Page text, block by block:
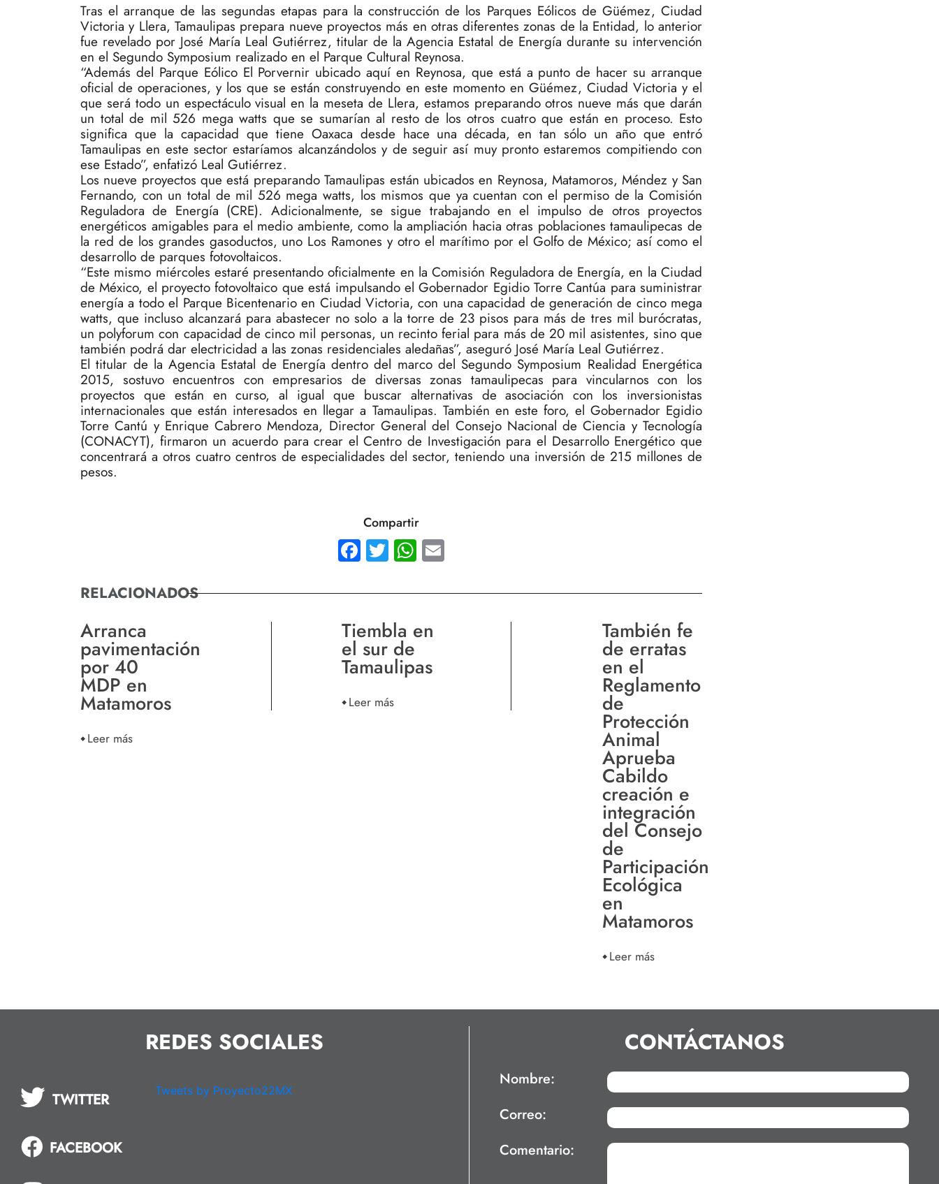
Tras el arranque de las segundas etapas para la construcción de los Parques Eólicos de Güémez, Ciudad
Victoria y Llera, Tamaulipas prepara nueve proyectos más en otras diferentes zonas de la Entidad, lo anterior
fue revelado por José María Leal Gutiérrez, titular de la Agencia Estatal de Energía durante su intervención
en el Segundo Symposium realizado en el Parque Cultural Reynosa.
“Además del Parque Eólico El Porvernir ubicado aquí en Reynosa, que está a punto de hacer su arranque
oficial de operaciones, y los que se están construyendo en este momento en Güémez, Ciudad Victoria y el
que será todo un espectáculo visual en la meseta de Llera, estamos preparando otros nueve más que darán
un total de mil 526 mega watts que se sumarían al resto de los otros cuatro que están en proceso. Esto
significa que la capacidad que tiene Oaxaca desde hace una década, en tan sólo un año que entró
Tamaulipas en este sector estaríamos alcanzándolos y de seguir así muy pronto estaremos compitiendo con
ese Estado”, enfatizó Leal Gutiérrez.
Los nueve proyectos que está preparando Tamaulipas están ubicados en Reynosa, Matamoros, Méndez y San
Fernando, con un total de mil 526 mega watts, los mismos que ya cuentan con el permiso de la Comisión
Reguladora de Energía (CRE). Adicionalmente, se sigue trabajando en el impulso de otros proyectos
energéticos amigables para el medio ambiente, como la ampliación hacia otras poblaciones tamaulipecas de
la red de los grandes gasoductos, uno Los Ramones y otro el marítimo por el Golfo de México; así como el
desarrollo de parques fotovoltaicos.
“Este mismo miércoles estaré presentando oficialmente en la Comisión Reguladora de Energía, en la Ciudad
de México, el proyecto fotovoltaico que está impulsando el Gobernador Egidio Torre Cantúa para suministrar
energía a todo el Parque Bicentenario en Ciudad Victoria, con una capacidad de generación de cinco mega
watts, que incluso alcanzará para abastecer no solo a la torre de 23 pisos para más de tres mil burócratas,
un polyforum con capacidad de cinco mil personas, un recinto ferial para más de 20 mil asistentes, sino que
también podrá dar electricidad a las zonas residenciales aledañas”, aseguró José María Leal Gutiérrez.
El titular de la Agencia Estatal de Energía dentro del marco del Segundo Symposium Realidad Energética
2015, sostuvo encuentros con empresarios de diversas zonas tamaulipecas para vincularnos con los
proyectos que están en curso, al igual que buscar alternativas de asociación con los inversionistas
internacionales que están interesados en llegar a Tamaulipas. También en este foro, el Gobernador Egidio
Torre Cantú y Enrique Cabrero Mendoza, Director General del Consejo Nacional de Ciencia y Tecnología
(CONACYT), firmaron un acuerdo para crear el Centro de Investigación para el Desarrollo Energético que
concentrará a otros cuatro centros de especialidades del sector, teniendo una inversión de 215 millones de
pesos.
Compartir
Facebook
TwitterWhatsApp
RELACIONADOS
Arranca
pavimentación
por 40
MDP en
Matamoros
Leer más
Tiembla en
el sur de
Tamaulipas
Leer más
También fe
de erratas
en el
Reglamento
de
Protección
Animal
Aprueba
Cabildo
creación e
integración
del Consejo
de
Participación
Ecológica
en
Matamoros
Leer más
REDES SOCIALES
TWITTER
FACEBOOK
Tweets by Proyecto22MX
CONTÁCTANOS
Nombre:
Correo:
Comentario: